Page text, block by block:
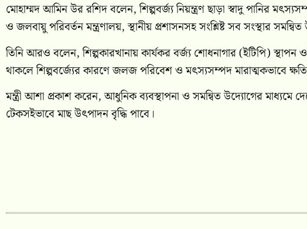
মোহাম্মদ আমিন উর রশিদ বলেন, শিল্পবর্জ্য নিয়ন্ত্রণ ছাড়া স্বাদু পানির
ও জলবায়ু পরিবর্তন মন্ত্রণালয়, স্থানীয় প্রশাসনসহ সংশ্লিষ্ট সব সংস্থার
তিনি আরও বলেন, শিল্পকারখানায় কার্যকর বর্জ্য শোধনাগার (ইটিপি) স্থাপন
থাকলে শিল্পবর্জ্যের কারণে জলজ পরিবেশ ও মৎস্যসম্পদ মারাত্মকভাবে
মন্ত্রী আশা প্রকাশ করেন, আধুনিক ব্যবস্থাপনা ও সমন্বিত উদ্যোগের
টেকসইভাবে মাছ উৎপাদন বৃদ্ধি পাবে।